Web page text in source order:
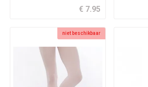
€ 7.95
niet beschikbaar